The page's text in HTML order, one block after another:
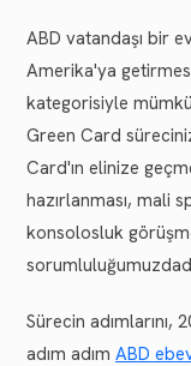
ABD vatandaşı bir
Amerika'ya
kategorisiyle
Green Card
Card'ın elinize
hazırlanması, mali
konsolosluk
Sürecin adımlarını,
adım adım ABD